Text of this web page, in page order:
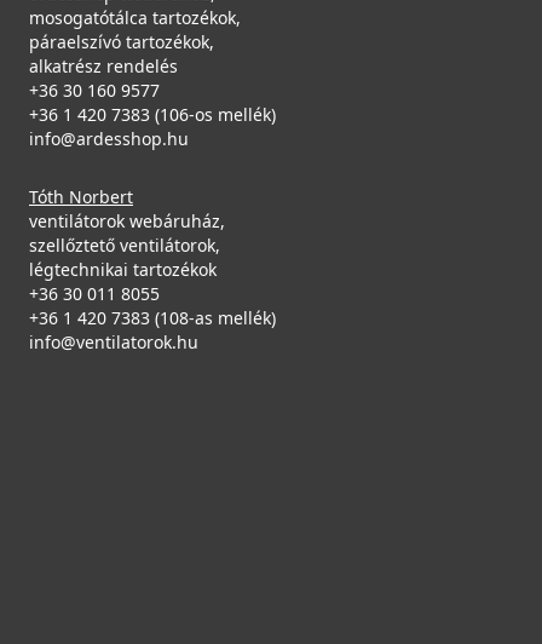
mosogatótálca tartozékok,
páraelszívó tartozékok,
alkatrész rendelés
+36 30 160 9577
+36 1 420 7383 (106-os mellék)
info@ardesshop.hu
Tóth Norbert
ventilátorok webáruház,
szellőztető ventilátorok,
légtechnikai tartozékok
+36 30 011 8055
+36 1 420 7383 (108-as mellék)
info@ventilatorok.hu